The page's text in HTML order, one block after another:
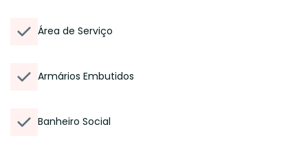
Área de Serviço
Armários Embutidos
Banheiro Social